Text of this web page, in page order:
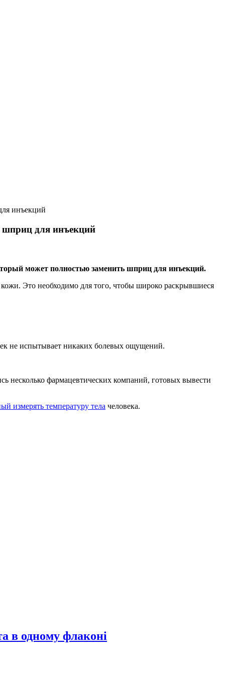
инъекций
шприц для инъекций
может полностью заменить шприц для инъекций.
Это необходимо для того, чтобы широко раскрывшиеся
не испытывает никаких болевых ощущений.
несколько фармацевтических компаний, готовых вывести
измерять температуру тела человека.
в одному флаконі